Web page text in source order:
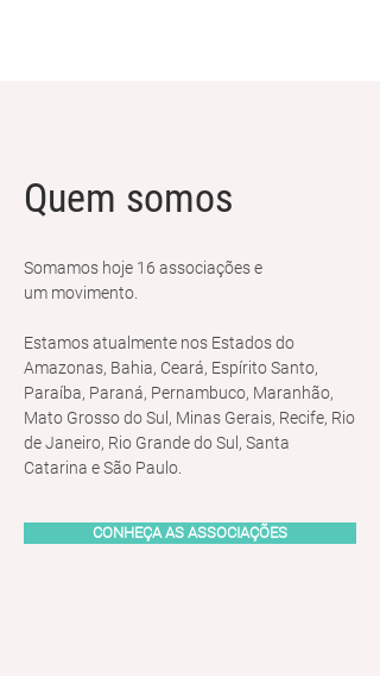
Quem somos
Somamos hoje 16 associações e
um movimento.
Estamos atualmente nos Estados do
Amazonas, Bahia, Ceará, Espírito Santo,
Paraíba, Paraná, Pernambuco, Maranhão,
Mato Grosso do Sul, Minas Gerais, Recife, Rio
de Janeiro, Rio Grande do Sul, Santa
Catarina e São Paulo.
CONHEÇA AS ASSOCIAÇÕES